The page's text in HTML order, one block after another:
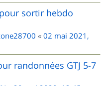
sortir hebdo
« 02 mai 2021,
randonnées GTJ 5-7